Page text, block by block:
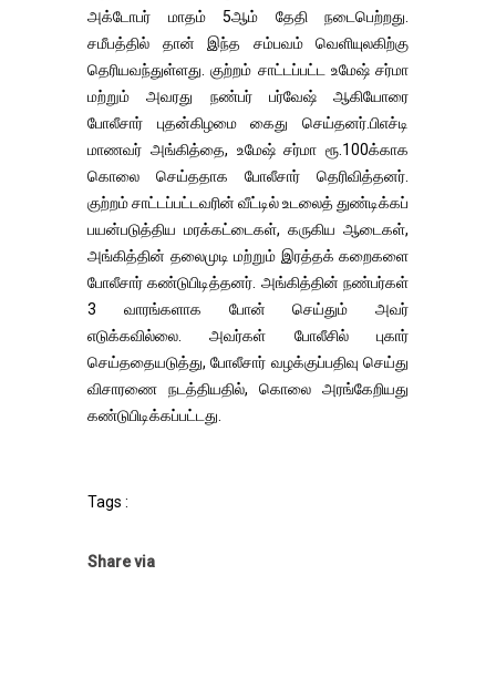
அக்டோபர் மாதம் 5ஆம் தேதி நடைபெற்றது.
சமீபத்தில் தான் இந்த சம்பவம் வெளியுலகிற்கு
தெரியவந்துள்ளது. குற்றம் சாட்டப்பட்ட உமேஷ் சர்மா
மற்றும் அவரது நண்பர் பர்வேஷ் ஆகியோரை
போலீசார் புதன்கிழமை கைது செய்தனர்.பிஎச்டி
மாணவர் அங்கித்தை, உமேஷ் சர்மா ரூ.100க்காக
கொலை செய்ததாக போலீசார் தெரிவித்தனர்.
குற்றம் சாட்டப்பட்டவரின் வீட்டில் உடலைத் துண்டிக்கப்
பயன்படுத்திய மரக்கட்டைகள், கருகிய ஆடைகள்,
அங்கித்தின் தலைமுடி மற்றும் இரத்தக் கறைகளை
போலீசார் கண்டுபிடித்தனர். அங்கித்தின் நண்பர்கள்
3 வாரங்களாக போன் செய்தும் அவர்
எடுக்கவில்லை. அவர்கள் போலீசில் புகார்
செய்ததையடுத்து, போலீசார் வழக்குப்பதிவு செய்து
விசாரணை நடத்தியதில், கொலை அரங்கேறியது
கண்டுபிடிக்கப்பட்டது.
Tags :
Share via